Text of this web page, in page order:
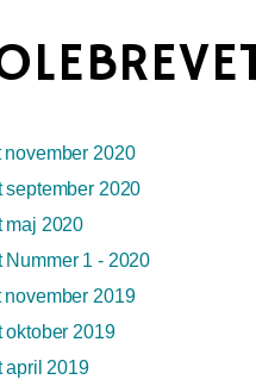
november 2020
september 2020
maj 2020
Nummer 1 - 2020
november 2019
oktober 2019
april 2019